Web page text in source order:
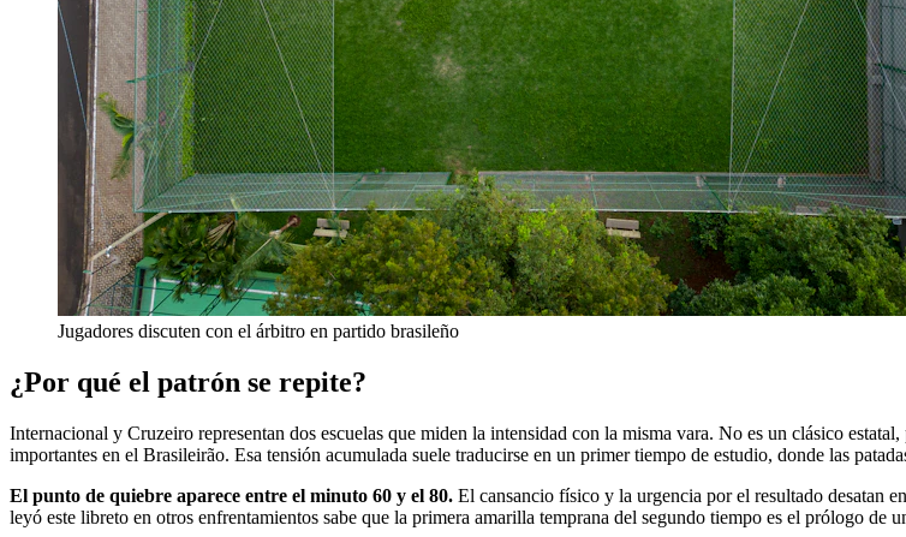
Jugadores discuten con el árbitro en partido brasileño
¿Por qué el patrón se repite?
Internacional y Cruzeiro representan dos escuelas que miden la intensidad con la misma vara. No es un clásico
importantes en el Brasileirão. Esa tensión acumulada suele traducirse en un primer tiempo de estudio, donde las
El punto de quiebre aparece entre el minuto 60 y el 80. El cansancio físico y la urgencia por el resultado desatan
leyó este libreto en otros enfrentamientos sabe que la primera amarilla temprana del segundo tiempo es el prólogo de